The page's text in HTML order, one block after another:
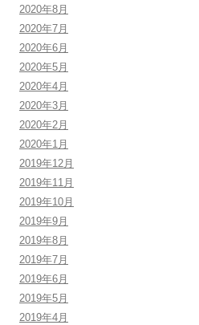
2020年8月
2020年7月
2020年6月
2020年5月
2020年4月
2020年3月
2020年2月
2020年1月
2019年12月
2019年11月
2019年10月
2019年9月
2019年8月
2019年7月
2019年6月
2019年5月
2019年4月